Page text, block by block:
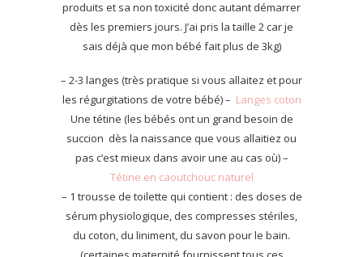
produits et sa non toxicité donc autant démarrer
dès les premiers jours. J’ai pris la taille 2 car je
sais déjà que mon bébé fait plus de 3kg)
– 2-3 langes (très pratique si vous allaitez et pour
les régurgitations de votre bébé) – Langes coton
Une tétine (les bébés ont un grand besoin de
succion dès la naissance que vous allaitiez ou
pas c’est mieux dans avoir une au cas où) –
Tétine en caoutchouc naturel
– 1 trousse de toilette qui contient : des doses de
sérum physiologique, des compresses stériles,
du coton, du liniment, du savon pour le bain.